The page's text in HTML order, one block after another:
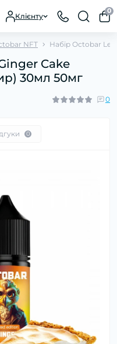
Клієнту
0
NFT Набір Octobar
Cake
30мл 50мг
0
0